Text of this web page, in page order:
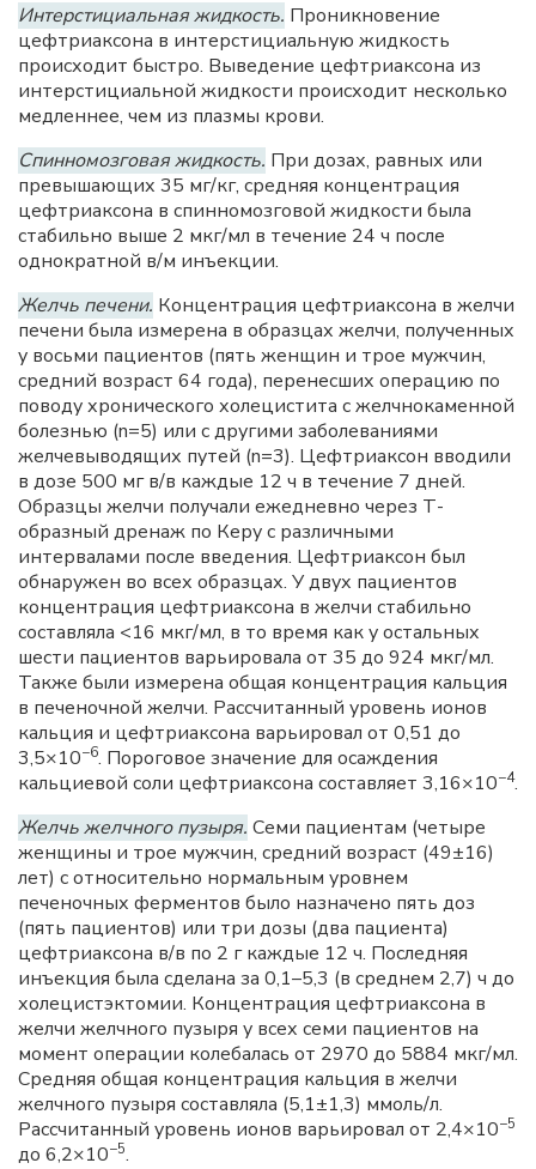
Интерстициальная жидкость. Проникновение
цефтриаксона в интерстициальную жидкость
происходит быстро. Выведение цефтриаксона из
интерстициальной жидкости происходит несколько
медленнее, чем из плазмы крови.
Спинномозговая жидкость. При дозах, равных или
превышающих 35 мг/кг, средняя концентрация
цефтриаксона в спинномозговой жидкости была
стабильно выше 2 мкг/мл в течение 24 ч после
однократной в/м инъекции.
Желчь печени. Концентрация цефтриаксона в желчи
печени была измерена в образцах желчи, полученных
у восьми пациентов (пять женщин и трое мужчин,
средний возраст 64 года), перенесших операцию по
поводу хронического холецистита с желчнокаменной
болезнью (n=5) или с другими заболеваниями
желчевыводящих путей (n=3). Цефтриаксон вводили
в дозе 500 мг в/в каждые 12 ч в течение 7 дней.
Образцы желчи получали ежедневно через Т-
образный дренаж по Керу с различными
интервалами после введения. Цефтриаксон был
обнаружен во всех образцах. У двух пациентов
концентрация цефтриаксона в желчи стабильно
составляла <16 мкг/мл, в то время как у остальных
шести пациентов варьировала от 35 до 924 мкг/мл.
Также были измерена общая концентрация кальция
в печеночной желчи. Рассчитанный уровень ионов
кальция и цефтриаксона варьировал от 0,51 до
3,5×10−6. Пороговое значение для осаждения
кальциевой соли цефтриаксона составляет 3,16×10−4.
Желчь желчного пузыря. Семи пациентам (четыре
женщины и трое мужчин, средний возраст (49±16)
лет) с относительно нормальным уровнем
печеночных ферментов было назначено пять доз
(пять пациентов) или три дозы (два пациента)
цефтриаксона в/в по 2 г каждые 12 ч. Последняя
инъекция была сделана за 0,1–5,3 (в среднем 2,7) ч до
холецистэктомии. Концентрация цефтриаксона в
желчи желчного пузыря у всех семи пациентов на
момент операции колебалась от 2970 до 5884 мкг/мл.
Средняя общая концентрация кальция в желчи
желчного пузыря составляла (5,1±1,3) ммоль/л.
Рассчитанный уровень ионов варьировал от 2,4×10−5
до 6,2×10−5.